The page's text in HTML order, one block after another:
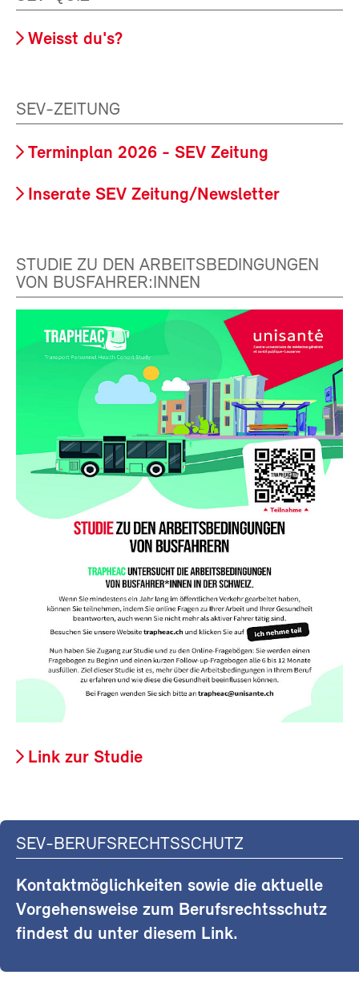
Weisst du's?
SEV-ZEITUNG
Terminplan 2026 - SEV Zeitung
Inserate SEV Zeitung/Newsletter
STUDIE ZU DEN ARBEITSBEDINGUNGEN
VON BUSFAHRER:INNEN
Link zur Studie
SEV-BERUFSRECHTSSCHUTZ
Kontaktmöglichkeiten sowie die aktuelle
Vorgehensweise zum Berufsrechtsschutz
findest du unter diesem Link.